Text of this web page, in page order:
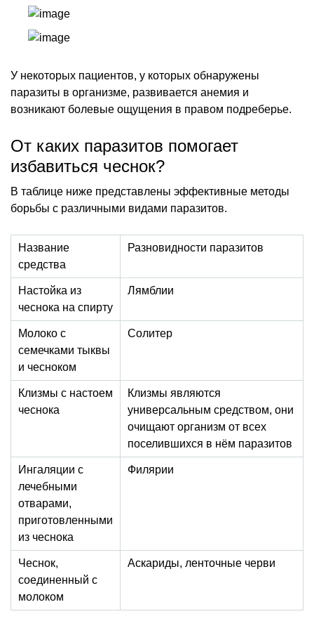
У некоторых пациентов, у которых обнаружены
паразиты в организме, развивается анемия и
возникают болевые ощущения в правом подреберье.
От каких паразитов помогает
избавиться чеснок?
В таблице ниже представлены эффективные методы
борьбы с различными видами паразитов.
Название
средства
Разновидности паразитов
Настойка из
чеснока на спирту
Лямблии
Молоко с
семечками тыквы
и чесноком
Солитер
Клизмы с настоем
чеснока
Клизмы являются
универсальным средством, они
очищают организм от всех
поселившихся в нём паразитов
Ингаляции с
лечебными
отварами,
приготовленными
из чеснока
Филярии
Чеснок,
соединенный с
молоком
Аскариды, ленточные черви